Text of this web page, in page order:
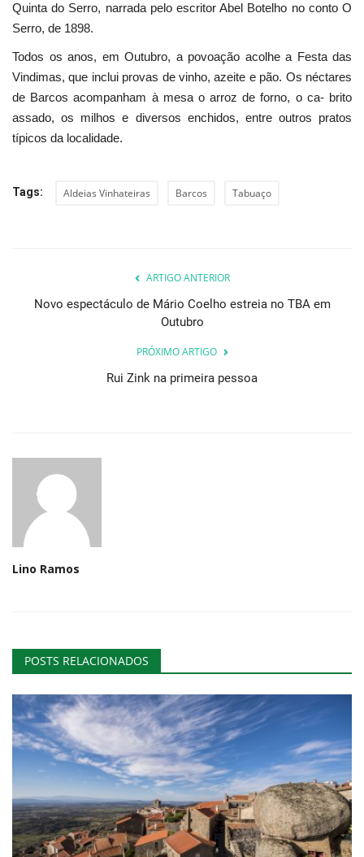
Quinta do Serro, narrada pelo escritor Abel Botelho no conto O
Serro, de 1898.
Todos os anos, em Outubro, a povoação acolhe a Festa das
Vindimas, que inclui provas de vinho, azeite e pão. Os néctares
de Barcos acompanham à mesa o arroz de forno, o ca- brito
assado, os milhos e diversos enchidos, entre outros pratos
típicos da localidade.
Tags: Aldeias Vinhateiras Barcos Tabuaço
ARTIGO ANTERIOR
Novo espectáculo de Mário Coelho estreia no TBA em
Outubro
PRÓXIMO ARTIGO
Rui Zink na primeira pessoa
Lino Ramos
POSTS RELACIONADOS